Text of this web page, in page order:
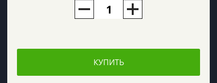
КУПИТЬ